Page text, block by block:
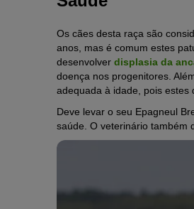
Os cães desta raça são
anos, mas é comum estes
desenvolver displasia da
doença nos progenitores.
adequada à idade, pois estes
Deve levar o seu Epagneul
saúde. O veterinário também